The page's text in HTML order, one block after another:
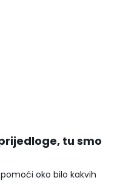
tu smo
oko bilo kakvih